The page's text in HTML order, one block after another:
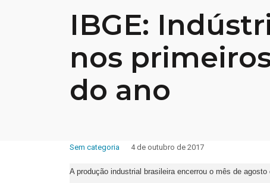
IBGE:
nos
do ano
Sem categoria 4 de outubro de 2017
A produção industrial brasileira encerrou o mês de